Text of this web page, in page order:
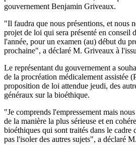
gouvernement Benjamin Griveaux.
"Il faudra que nous présentions, et nous
projet de loi qui sera présenté en conseil
l'année, pour un examen (au) début du
prochaine", a déclaré M. Griveaux à
Le représentant du gouvernement a
de la procréation médicalement assistée
proposition de loi attendue jeudi, des
généraux sur la bioéthique.
"Je comprends l'empressement mais
de la manière la plus sérieuse et en
bioéthiques qui sont traités dans le cadre
pas l'isoler des autres sujets", a déclaré